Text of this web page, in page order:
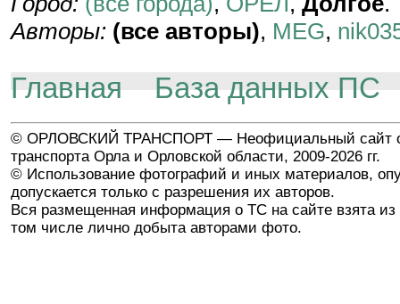
Авторы: (все авторы), MEG,
Главная База данных ПС
© ОРЛОВСКИЙ ТРАНСПОРТ — Неофициальный сайт
транспорта Орла и Орловской области, 2009-2026 гг.
© Использование фотографий и иных материалов,
допускается только с разрешения их авторов.
Вся размещенная информация о ТС на сайте взята из
том числе лично добыта авторами фото.